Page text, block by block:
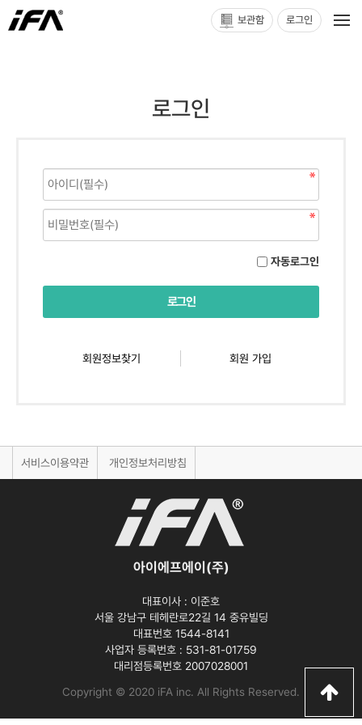
보관함 로그인
로그인
자동로그인
회원정보찾기 회원 가입
서비스이용약관 개인정보처리방침
아이에프에이(주)
대표이사 : 이준호
서울 강남구 테헤란로22길 14 중유빌딩
대표번호 1544-8141
사업자 등록번호 : 531-81-01759
대리점등록번호 2007028001
Copyright © 2020 iFA inc. All Rights Reserved.